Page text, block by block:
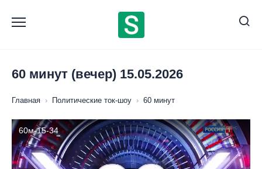
содержанию
60 минут (вечер) 15.05.2026
Главная › Политические ток-шоу › 60 минут